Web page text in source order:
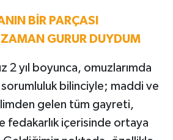
BİR PARÇASI
GURUR DUYDUM
2 yıl boyunca, omuzlarımda
bilinciyle; maddi ve
gelen tüm gayreti,
fedakarlık içerisinde ortaya